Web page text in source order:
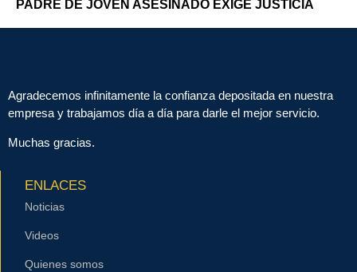
PADRE DE JOVEN ASESINADO EXIGE JUSTICIA
Agradecemos infinitamente la confianza depositada en nuestra
empresa y trabajamos día a día para darle el mejor servicio.
Muchas gracias.
ENLACES
Noticias
Videos
Quienes somos